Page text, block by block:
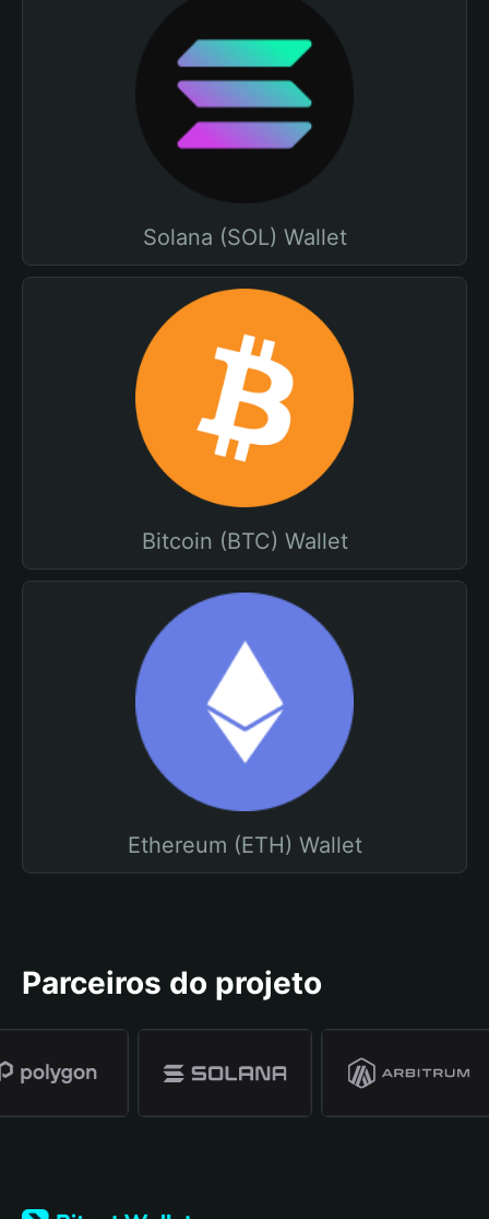
Solana (SOL) Wallet
Bitcoin (BTC) Wallet
Ethereum (ETH) Wallet
Parceiros do projeto